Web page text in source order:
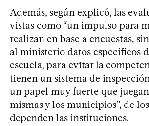
Además, según explicó, las
vistas como “un impulso para
realizan en base a encuestas,
al ministerio datos específicos
escuela, para evitar la
tienen un sistema de
un papel muy fuerte que
mismas y los municipios”, de
dependen las instituciones.